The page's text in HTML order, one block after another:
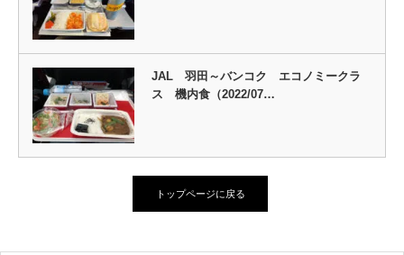
JAL 羽田～バンコク エコノミークラ
ス 機内食（2022/07…
トップページに戻る